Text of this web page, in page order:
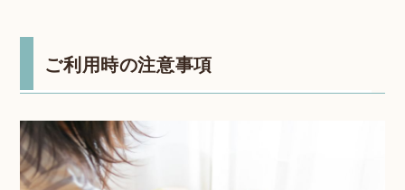
ご利用時の注意事項